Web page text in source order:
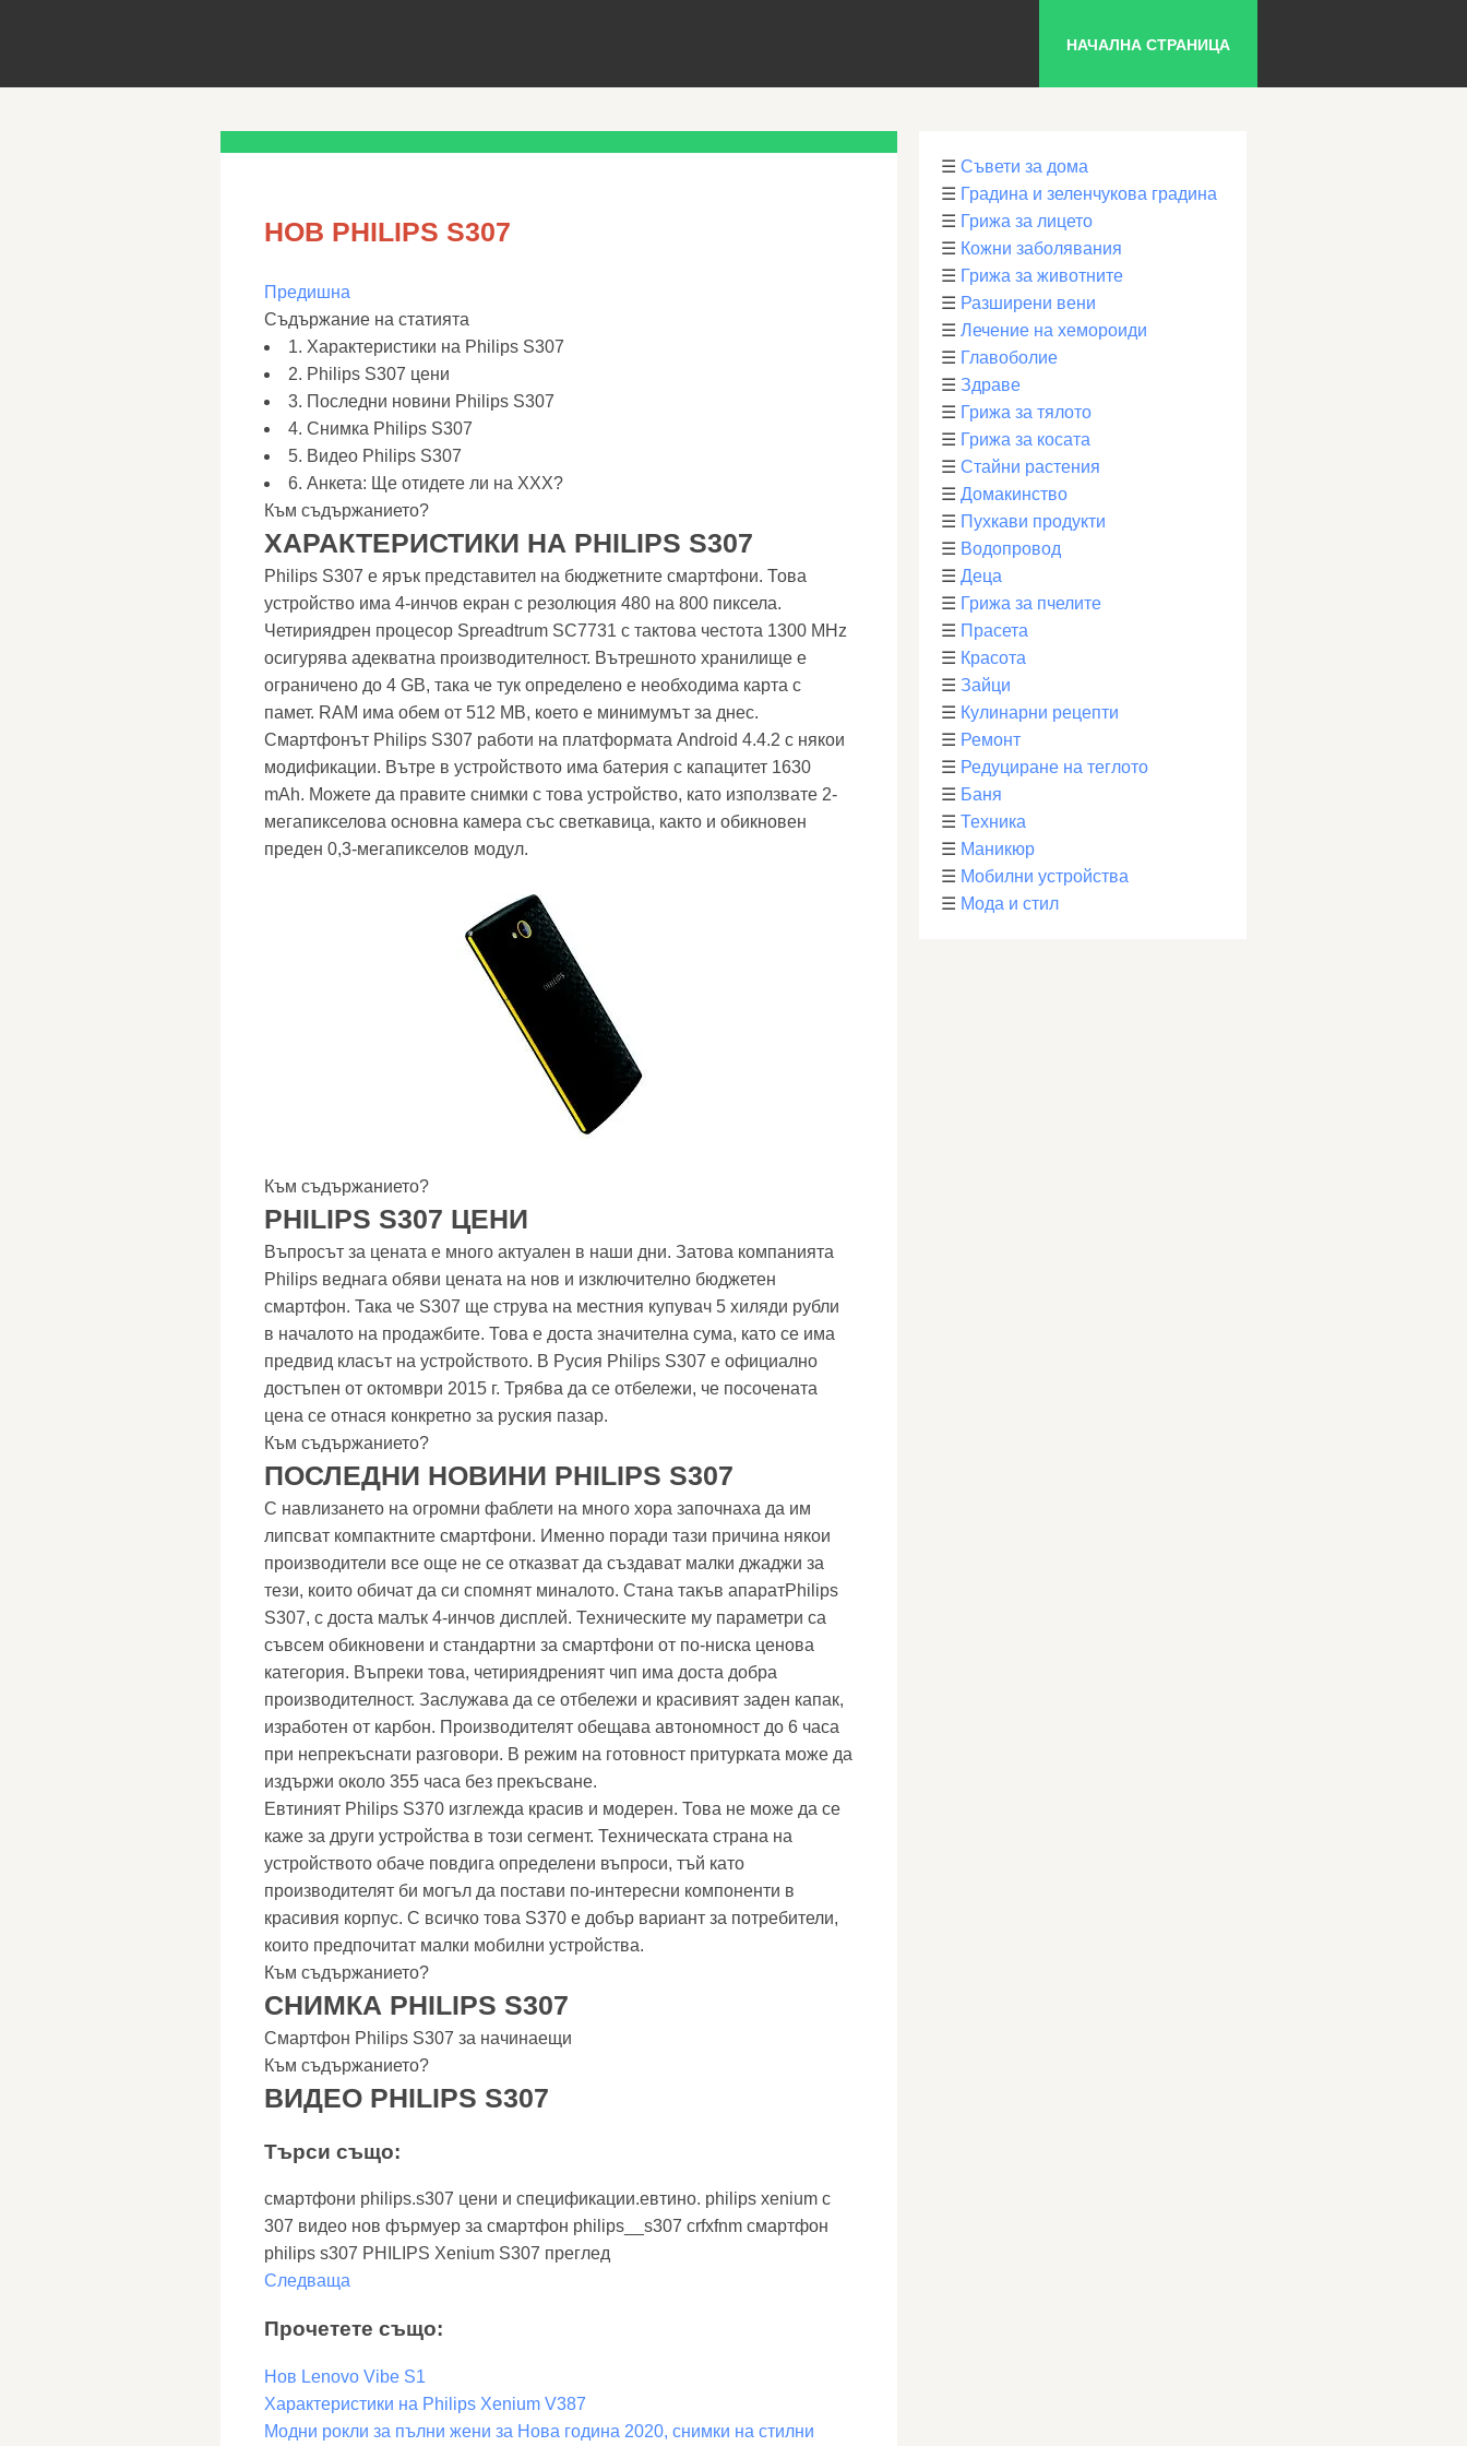
НАЧАЛНА СТРАНИЦА
НОВ PHILIPS S307
Предишна
Съдържание на статията
1. Характеристики на Philips S307
2. Philips S307 цени
3. Последни новини Philips S307
4. Снимка Philips S307
5. Видео Philips S307
6. Анкета: Ще отидете ли на XXX?
Към съдържанието?
ХАРАКТЕРИСТИКИ НА PHILIPS S307
Philips S307 е ярък представител на бюджетните смартфони. Това
устройство има 4-инчов екран с резолюция 480 на 800 пиксела.
Четириядрен процесор Spreadtrum SC7731 с тактова честота 1300 MHz
осигурява адекватна производителност. Вътрешното хранилище е
ограничено до 4 GB, така че тук определено е необходима карта с
памет. RAM има обем от 512 MB, което е минимумът за днес.
Смартфонът Philips S307 работи на платформата Android 4.4.2 с някои
модификации. Вътре в устройството има батерия с капацитет 1630
mAh. Можете да правите снимки с това устройство, като използвате 2-
мегапикселова основна камера със светкавица, както и обикновен
преден 0,3-мегапикселов модул.
Към съдържанието?
PHILIPS S307 ЦЕНИ
Въпросът за цената е много актуален в наши дни. Затова компанията
Philips веднага обяви цената на нов и изключително бюджетен
смартфон. Така че S307 ще струва на местния купувач 5 хиляди рубли
в началото на продажбите. Това е доста значителна сума, като се има
предвид класът на устройството. В Русия Philips S307 е официално
достъпен от октомври 2015 г. Трябва да се отбележи, че посочената
цена се отнася конкретно за руския пазар.
Към съдържанието?
ПОСЛЕДНИ НОВИНИ PHILIPS S307
С навлизането на огромни фаблети на много хора започнаха да им
липсват компактните смартфони. Именно поради тази причина някои
производители все още не се отказват да създават малки джаджи за
тези, които обичат да си спомнят миналото. Стана такъв апаратPhilips
S307, с доста малък 4-инчов дисплей. Техническите му параметри са
съвсем обикновени и стандартни за смартфони от по-ниска ценова
категория. Въпреки това, четириядреният чип има доста добра
производителност. Заслужава да се отбележи и красивият заден капак,
изработен от карбон. Производителят обещава автономност до 6 часа
при непрекъснати разговори. В режим на готовност притурката може да
издържи около 355 часа без прекъсване.
Евтиният Philips S370 изглежда красив и модерен. Това не може да се
каже за други устройства в този сегмент. Техническата страна на
устройството обаче повдига определени въпроси, тъй като
производителят би могъл да постави по-интересни компоненти в
красивия корпус. С всичко това S370 е добър вариант за потребители,
които предпочитат малки мобилни устройства.
Към съдържанието?
СНИМКА PHILIPS S307
Смартфон Philips S307 за начинаещи
Към съдържанието?
ВИДЕО PHILIPS S307
Търси също:
смартфони philips.s307 цени и спецификации.евтино. philips xenium с
307 видео нов фърмуер за смартфон philips__s307 crfxfnm смартфон
philips s307 PHILIPS Xenium S307 преглед
Следваща
Прочетете също:
Нов Lenovo Vibe S1
Характеристики на Philips Xenium V387
Модни рокли за пълни жени за Нова година 2020, снимки на стилни
☰ Съвети за дома
☰ Градина и зеленчукова градина
☰ Грижа за лицето
☰ Кожни заболявания
☰ Грижа за животните
☰ Разширени вени
☰ Лечение на хемороиди
☰ Главоболие
☰ Здраве
☰ Грижа за тялото
☰ Грижа за косата
☰ Стайни растения
☰ Домакинство
☰ Пухкави продукти
☰ Водопровод
☰ Деца
☰ Грижа за пчелите
☰ Прасета
☰ Красота
☰ Зайци
☰ Кулинарни рецепти
☰ Ремонт
☰ Редуциране на теглото
☰ Баня
☰ Техника
☰ Маникюр
☰ Мобилни устройства
☰ Мода и стил